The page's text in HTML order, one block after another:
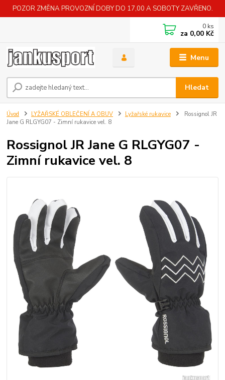
POZOR ZMĚNA PROVOZNÍ DOBY DO 17,00 A SOBOTY ZAVŘENO.
Menu
Hledat
0 ks
za 0,00 Kč
Úvod LYŽAŘSKÉ OBLEČENÍ A OBUV Lyžařské rukavice
Rossignol JR
Jane G RLGYG07 - Zimní rukavice vel. 8
Rossignol JR Jane G RLGYG07 -
Zimní rukavice vel. 8